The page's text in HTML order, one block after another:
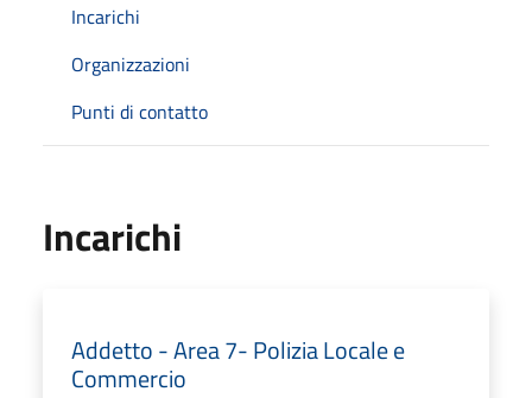
Incarichi
Organizzazioni
Punti di contatto
Incarichi
Addetto - Area 7- Polizia Locale e
Commercio